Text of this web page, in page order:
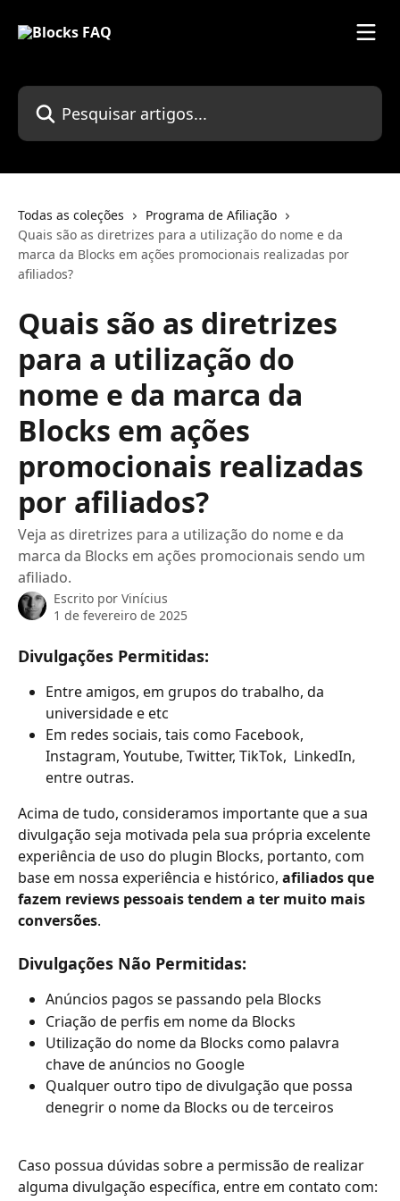
Pesquisar artigos...
Todas as coleções
Programa de Afiliação
Quais são as diretrizes para a utilização do nome e da
marca da Blocks em ações promocionais realizadas por
afiliados?
Quais são as diretrizes
para a utilização do
nome e da marca da
Blocks em ações
promocionais realizadas
por afiliados?
Veja as diretrizes para a utilização do nome e da
marca da Blocks em ações promocionais sendo um
afiliado.
Escrito por Vinícius
1 de fevereiro de 2025
Divulgações Permitidas:
Entre amigos, em grupos do trabalho, da
universidade e etc
Em redes sociais, tais como Facebook,
Instagram, Youtube, Twitter, TikTok,  LinkedIn,
entre outras.
Acima de tudo, consideramos importante que a sua
divulgação seja motivada pela sua própria excelente
experiência de uso do plugin Blocks, portanto, com
base em nossa experiência e histórico, afiliados que
fazem reviews pessoaistendem a ter muito mais
conversões.
Divulgações Não Permitidas:
Anúncios pagos se passando pela Blocks
Criação de perfis em nome da Blocks
Utilização do nome da Blocks como palavra
chave de anúncios no Google
Qualquer outro tipo de divulgação que possa
denegrir o nome da Blocks ou de terceiros
Caso possua dúvidas sobre a permissão de realizar
alguma divulgação específica, entre em contato com: